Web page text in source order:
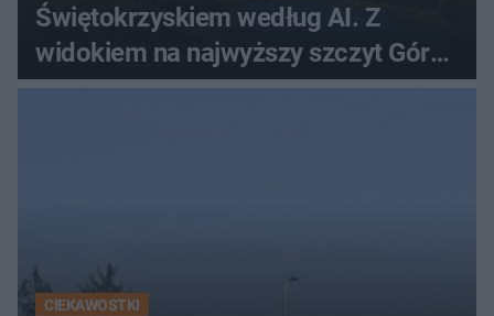
Świętokrzyskiem według AI. Z
widokiem na najwyższy szczyt Gór
Świętokrzyskich
CIEKAWOSTKI